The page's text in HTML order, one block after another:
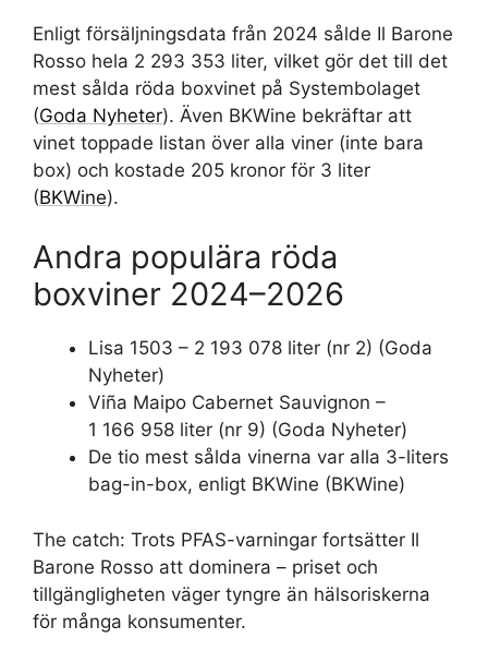
Enligt försäljningsdata från 2024 sålde Il Barone
Rosso hela 2 293 353 liter, vilket gör det till det
mest sålda röda boxvinet på Systembolaget
(Goda Nyheter). Även BKWine bekräftar att
vinet toppade listan över alla viner (inte bara
box) och kostade 205 kronor för 3 liter
(BKWine).
Andra populära röda
boxviner 2024–2026
Lisa 1503 – 2 193 078 liter (nr 2) (Goda
Nyheter)
Viña Maipo Cabernet Sauvignon –
1 166 958 liter (nr 9) (Goda Nyheter)
De tio mest sålda vinerna var alla 3-liters
bag-in-box, enligt BKWine (BKWine)
The catch: Trots PFAS-varningar fortsätter Il
Barone Rosso att dominera – priset och
tillgängligheten väger tyngre än hälsoriskerna
för många konsumenter.